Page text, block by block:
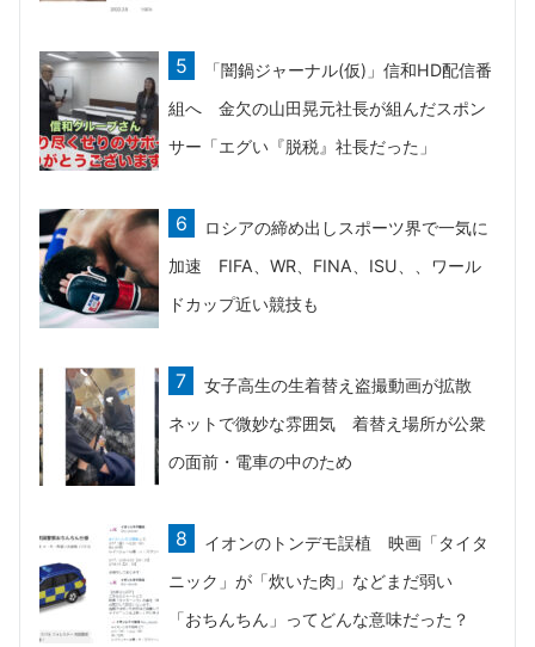
「闇鍋ジャーナル(仮)」信和HD配信番
組へ 金欠の山田晃元社長が組んだスポン
サー「エグい『脱税』社長だった」
ロシアの締め出しスポーツ界で一気に
加速 FIFA、WR、FINA、ISU、、ワール
ドカップ近い競技も
女子高生の生着替え盗撮動画が拡散
ネットで微妙な雰囲気 着替え場所が公衆
の面前・電車の中のため
イオンのトンデモ誤植 映画「タイタ
ニック」が「炊いた肉」などまだ弱い
「おちんちん」ってどんな意味だった？